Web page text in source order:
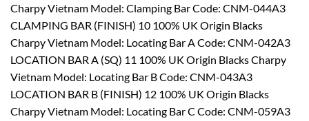
Charpy Vietnam Model: Clamping Bar Code: CNM-044A3
CLAMPING BAR (FINISH) 10 100% UK Origin Blacks
Charpy Vietnam Model: Locating Bar A Code: CNM-042A3
LOCATION BAR A (SQ) 11 100% UK Origin Blacks Charpy
Vietnam Model: Locating Bar B Code: CNM-043A3
LOCATION BAR B (FINISH) 12 100% UK Origin Blacks
Charpy Vietnam Model: Locating Bar C Code: CNM-059A3